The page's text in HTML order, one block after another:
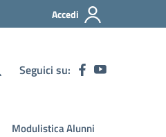
Accedi
Seguici su:
Modulistica Alunni